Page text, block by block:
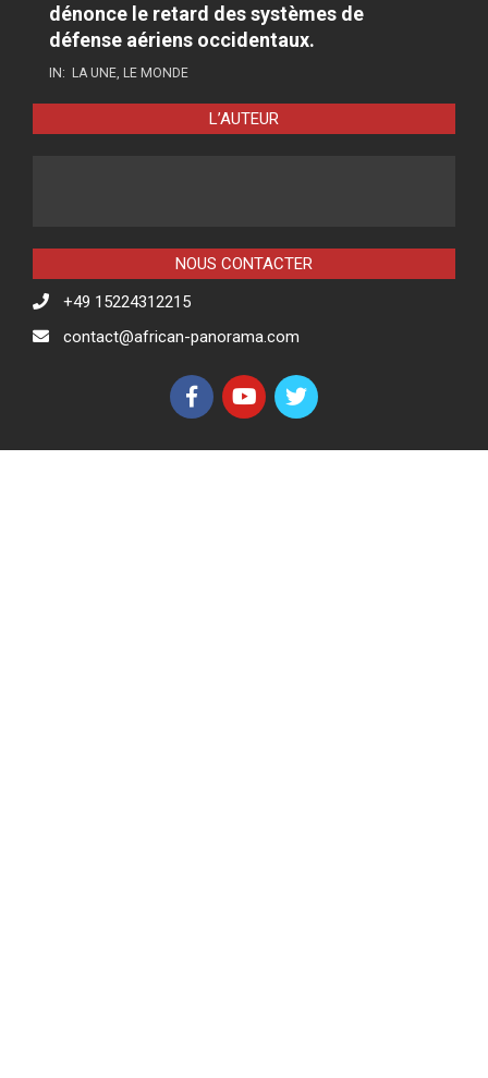
dénonce le retard des systèmes de
défense aériens occidentaux.
IN: LA UNE LE MONDE
L’AUTEUR
NOUS CONTACTER
+49 15224312215
contact@african-panorama.com